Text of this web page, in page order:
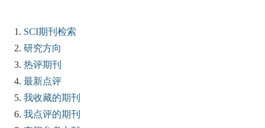
SCI期刊检索
研究方向
热评期刊
最新点评
我收藏的期刊
我点评的期刊